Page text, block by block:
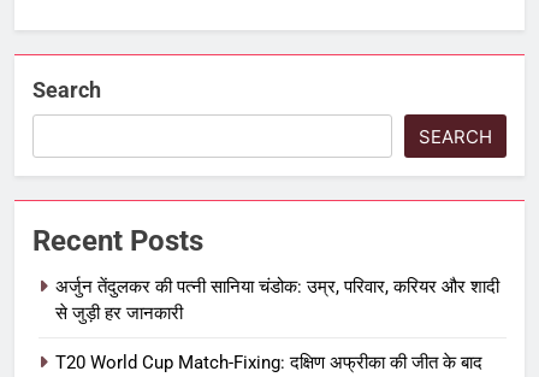
Search
SEARCH
Recent Posts
अर्जुन तेंदुलकर की पत्नी सानिया चंडोक: उम्र, परिवार, करियर और शादी
से जुड़ी हर जानकारी
T20 World Cup Match-Fixing: दक्षिण अफ्रीका की जीत के बाद